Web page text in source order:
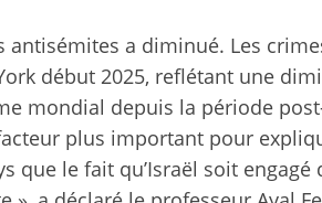
antisémites a diminué. Les
début 2025, reflétant une
mondial depuis la période
plus important pour
que le fait qu’Israël soit